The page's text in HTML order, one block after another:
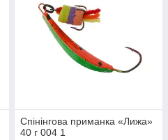
Спінінгова приманка «Лижа»
40 г 004 1